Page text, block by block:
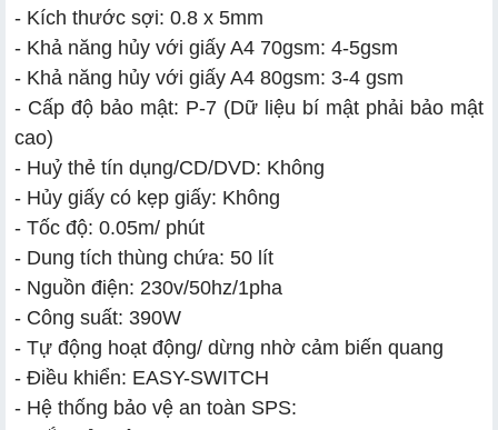
- Kích thước sợi: 0.8 x 5mm
- Khả năng hủy với giấy A4 70gsm: 4-5gsm
- Khả năng hủy với giấy A4 80gsm: 3-4 gsm
- Cấp độ bảo mật: P-7 (Dữ liệu bí mật phải bảo mật
cao)
- Huỷ thẻ tín dụng/CD/DVD: Không
- Hủy giấy có kẹp giấy: Không
- Tốc độ: 0.05m/ phút
- Dung tích thùng chứa: 50 lít
- Nguồn điện: 230v/50hz/1pha
- Công suất: 390W
- Tự động hoạt động/ dừng nhờ cảm biến quang
- Điều khiển: EASY-SWITCH
- Hệ thống bảo vệ an toàn SPS: